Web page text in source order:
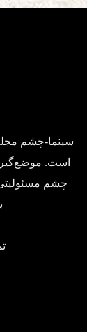
سینما-چشم
است.
چشم